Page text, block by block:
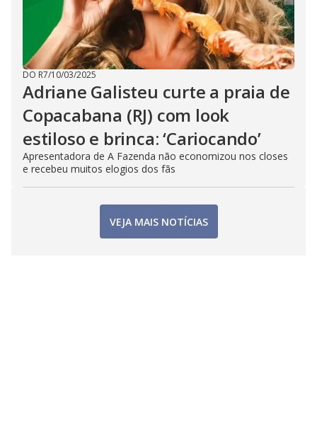
DO R7/10/03/2025
Adriane Galisteu curte a praia de
Copacabana (RJ) com look
estiloso e brinca: ‘Cariocando’
Apresentadora de A Fazenda não economizou nos closes
e recebeu muitos elogios dos fãs
VEJA MAIS NOTÍCIAS